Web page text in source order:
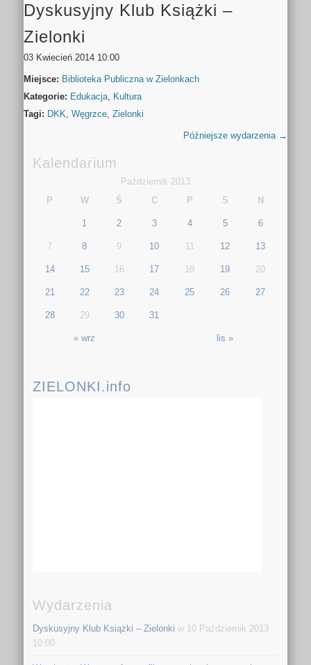
Dyskusyjny Klub Książki –
Zielonki
03 Kwiecień 2014 10:00
Miejsce: Biblioteka Publiczna w Zielonkach
Kategorie: Edukacja, Kultura
Tagi: DKK, Węgrzce, Zielonki
Późniejsze wydarzenia →
Kalendarium
Październik 2013
P
W Ś C P S N
« wrz lis »
1 2 3 4 5 6
7 8 9 10 11 12 13
14 15 16 17 18 19 20
21 22 23 24 25 26 27
28 29 30 31
ZIELONKI.info
Wydarzenia
Dyskusyjny Klub Książki – Zielonki w 10 Październik 2013
10:00